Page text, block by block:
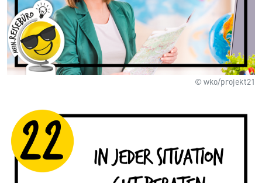
© wko/projekt21